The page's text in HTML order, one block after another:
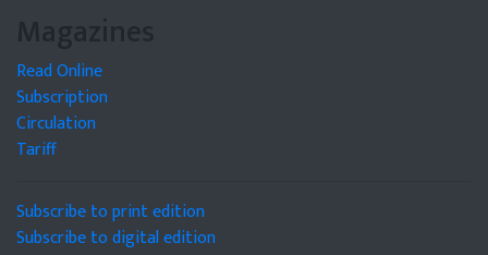
Magazines
Read Online
Subscription
Circulation
Tariff
Subscribe to print edition
Subscribe to digital edition